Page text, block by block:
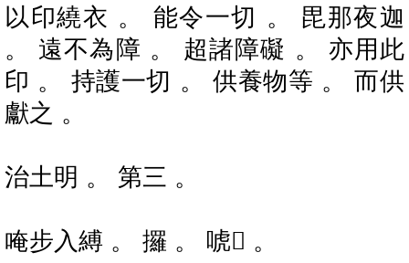
以印繞衣 。 能令一切 。 毘那夜迦
。 遠不為障 。 超諸障礙 。 亦用此
印 。 持護一切 。 供養物等 。 而供
獻之 。
治土明 。 第三 。
唵步入縛 。 攞 。 唬𤙖 。